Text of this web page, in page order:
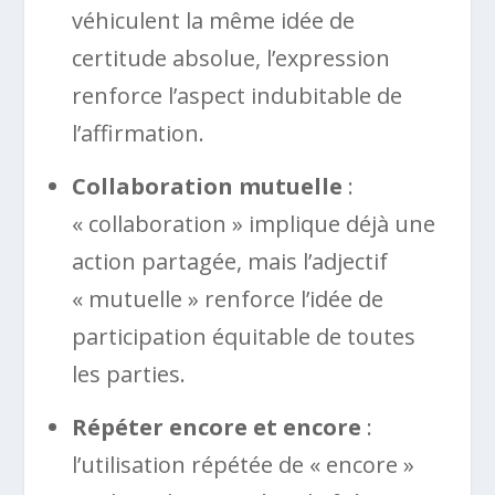
véhiculent la même idée de
certitude absolue, l’expression
renforce l’aspect indubitable de
l’affirmation.
Collaboration mutuelle :
« collaboration » implique déjà une
action partagée, mais l’adjectif
« mutuelle » renforce l’idée de
participation équitable de toutes
les parties.
Répéter encore et encore :
l’utilisation répétée de « encore »